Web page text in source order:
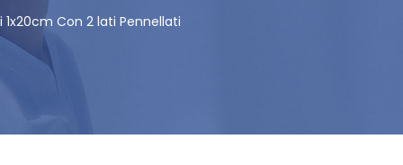
Con 2 lati Pennellati